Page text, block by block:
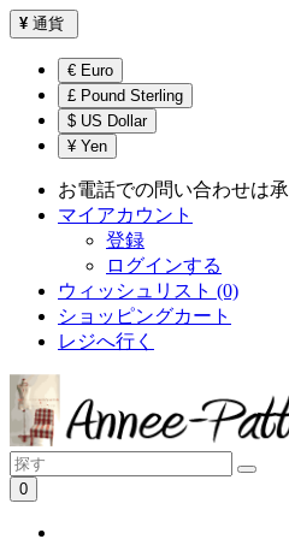
¥ 通貨
€ Euro
£ Pound Sterling
$ US Dollar
¥ Yen
お電話での問い合わせは
マイアカウント
登録
ログインする
ウィッシュリスト (0)
ショッピングカート
レジへ行く
0